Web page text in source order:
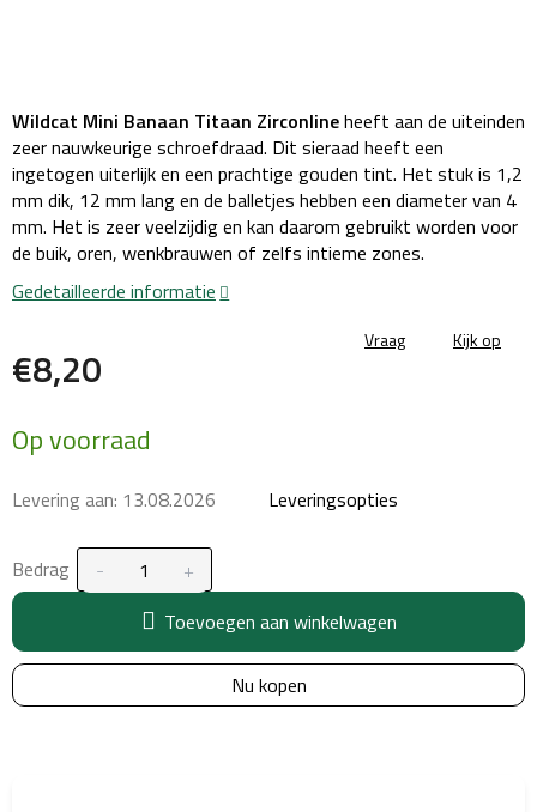
€8,20
prijs:
Op voorraad
Levering aan: 13.08.2026 Leveringsopties
Bedrag
Toevoegen aan winkelwagen
Nu kopen
Wildcat Mini Banaan Titaan Zirconlineheeft aan de uiteinden
zeer nauwkeurige schroefdraad. Dit sieraad heeft een
ingetogen uiterlijk en een prachtige gouden tint. Het stuk is 1,2
mm dik, 12 mm lang en de balletjes hebben een diameter van 4
mm. Het is zeer veelzijdig en kan daarom gebruikt worden voor
de buik, oren, wenkbrauwen of zelfs intieme zones.
Gedetailleerde informatie
Vraag Kijk op